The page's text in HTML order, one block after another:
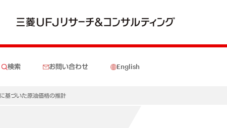
検索 お問い合わせ English
基づいた原油価格の推計